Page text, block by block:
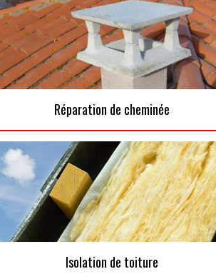
Réparation de cheminée
Isolation de toiture